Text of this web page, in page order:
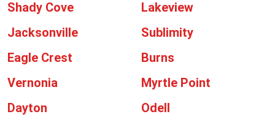
Shady Cove
Lakeview
Jacksonville
Sublimity
Eagle Crest
Burns
Vernonia
Myrtle Point
Dayton
Odell